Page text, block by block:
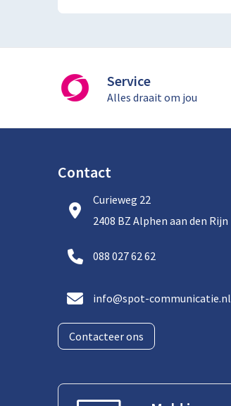
Service
Alles draait om jou
Contact
Curieweg 22
2408 BZ Alphen aan den Rijn
088 027 62 62
info@spot-communicatie.nl
Contacteer ons